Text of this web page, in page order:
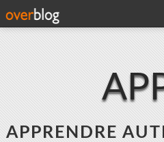
APPRENDRE